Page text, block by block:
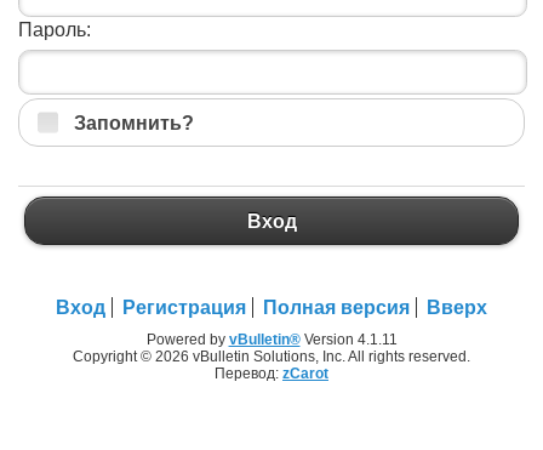
Пароль:
Запомнить?
Вход
Вход Регистрация Полная версия Вверх
Powered by vBulletin®Version 4.1.11
Copyright © 2026 vBulletin Solutions, Inc. All rights reserved.
Перевод: zCarot